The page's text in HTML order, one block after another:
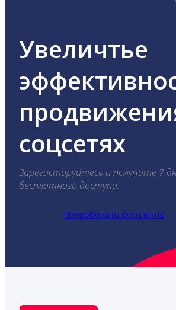
Увеличтье
соцсетях
Зарегистируйтесь и получите 7
бесплатного доступа.
Попробовать бесплатно